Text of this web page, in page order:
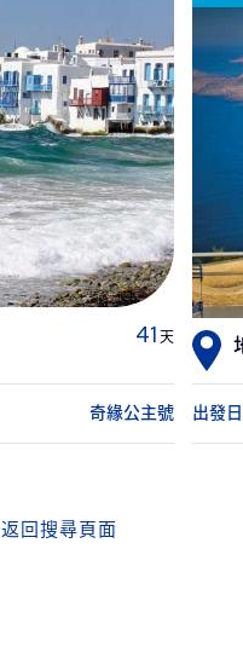
41 天
奇緣公主號 出發
返回搜尋頁面